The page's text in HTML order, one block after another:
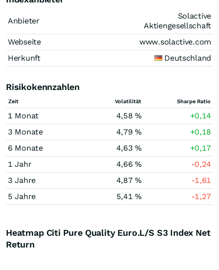
Anbieter
Solactive
Aktiengesellschaft
Webseite
www.solactive.com
Herkunft
Deutschland
Risikokennzahlen
Zeit Volatilität Sharpe Ratio
1 Monat 4,58 %
+0,14
3 Monate
4,79 %
+0,18
6 Monate
4,63 %
+0,17
1 Jahr
4,66 %
-0,24
3 Jahre
4,87 %
-1,61
5 Jahre
5,41 % -1,27
Heatmap Citi Pure Quality Euro.L/S S3 Index Net
Return